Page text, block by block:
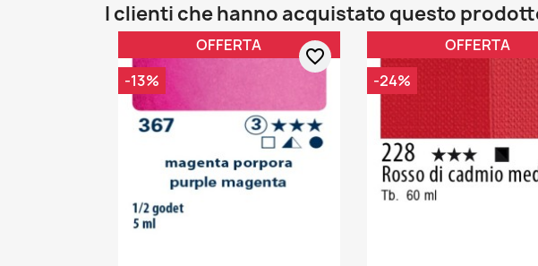
I clienti che hanno acquistato questo
OFFERTA
-13%
favorite_border
OFFERTA
-24%